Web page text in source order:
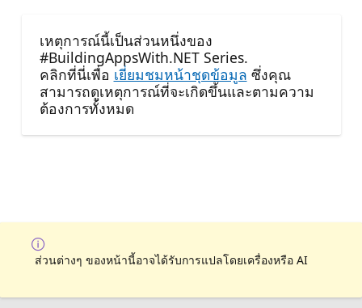
เหตุการณ์นี้เป็นส่วนหนึ่งของ
#BuildingAppsWith.NET Series.
คลิกที่นี่เพื่อ เยี่ยมชมหน้าชุดข้อมูล ซึ่งคุณ
สามารถดูเหตุการณ์ที่จะเกิดขึ้นและตามความ
ต้องการทั้งหมด
ส่วนต่างๆ ของหน้านี้อาจได้รับการแปลโดยเครื่องหรือ AI